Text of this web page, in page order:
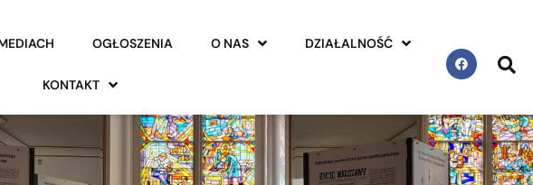
OGŁOSZENIA O NAS DZIAŁALNOŚĆ
KONTAKT